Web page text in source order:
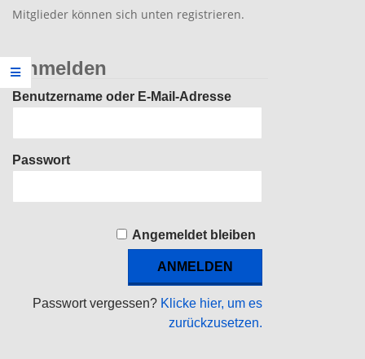
Mitglieder können sich unten registrieren.
Anmelden
Benutzername oder E-Mail-Adresse
Passwort
Angemeldet bleiben
Passwort vergessen? Klicke hier, um es
zurückzusetzen.